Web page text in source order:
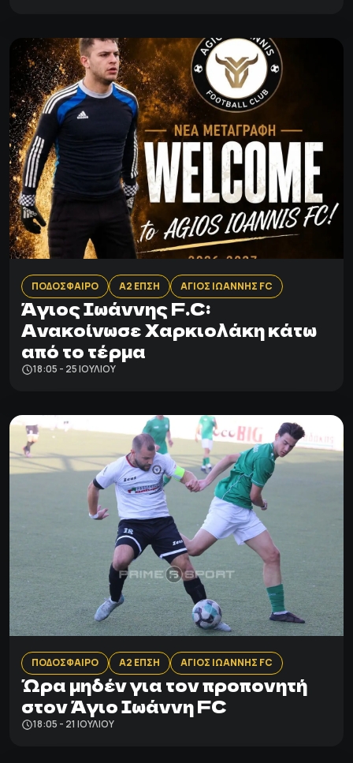
ΠΟΔΟΣΦΑΙΡΟ Α2 ΕΠΣΗ ΑΓΙΟΣ ΙΩΑΝΝΗΣ FC
Άγιος Ιωάννης F.C:
Ανακοίνωσε Χαρκιολάκη κάτω
από το τέρμα
18:05 - 25 ΙΟΥΛΊΟΥ
ΠΟΔΟΣΦΑΙΡΟ Α2 ΕΠΣΗ ΑΓΙΟΣ ΙΩΑΝΝΗΣ FC
Ώρα μηδέν για τον προπονητή
στον Άγιο Ιωάννη FC
18:05 - 21 ΙΟΥΛΊΟΥ